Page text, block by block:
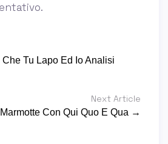
Tu Lapo Ed Io Analisi
Next Article
Marmotte Con Qui Quo E Qua →